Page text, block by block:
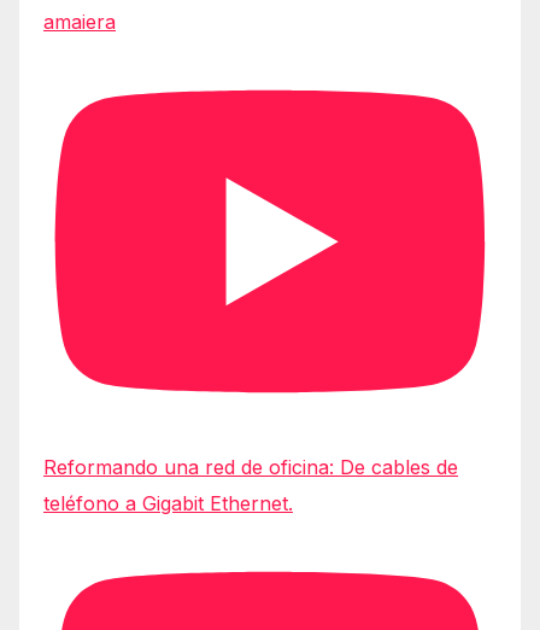
amaiera
Reformando una red de oficina: De cables de
teléfono a Gigabit Ethernet.